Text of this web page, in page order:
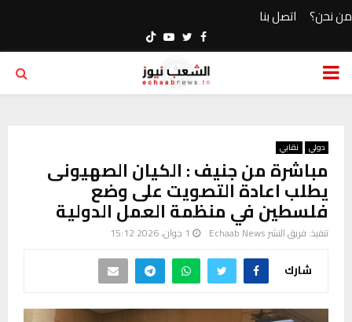
من نحن؟ اتصل بنا
Facebook
Twitter
Youtube
PRIMARY
دولي نقابي
مباشرة من جنيف : الكيان الصهيونى
يطلب اعادة التصويت على وضع
فلسطين في منظمة العمل الدولية
تنفيذ: فريق النشر Echaab News 1 جوان، 2026 15:12
شارك